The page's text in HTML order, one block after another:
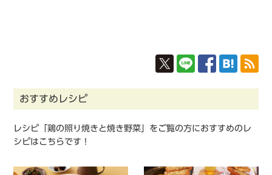
おすすめレシピ
レシピ「鶏の照り焼きと焼き野菜」をご覧の方におすすめのレ
シピはこちらです！